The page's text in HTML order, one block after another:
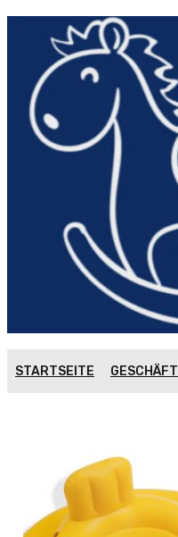
STARTSEITE GESCHÄFT